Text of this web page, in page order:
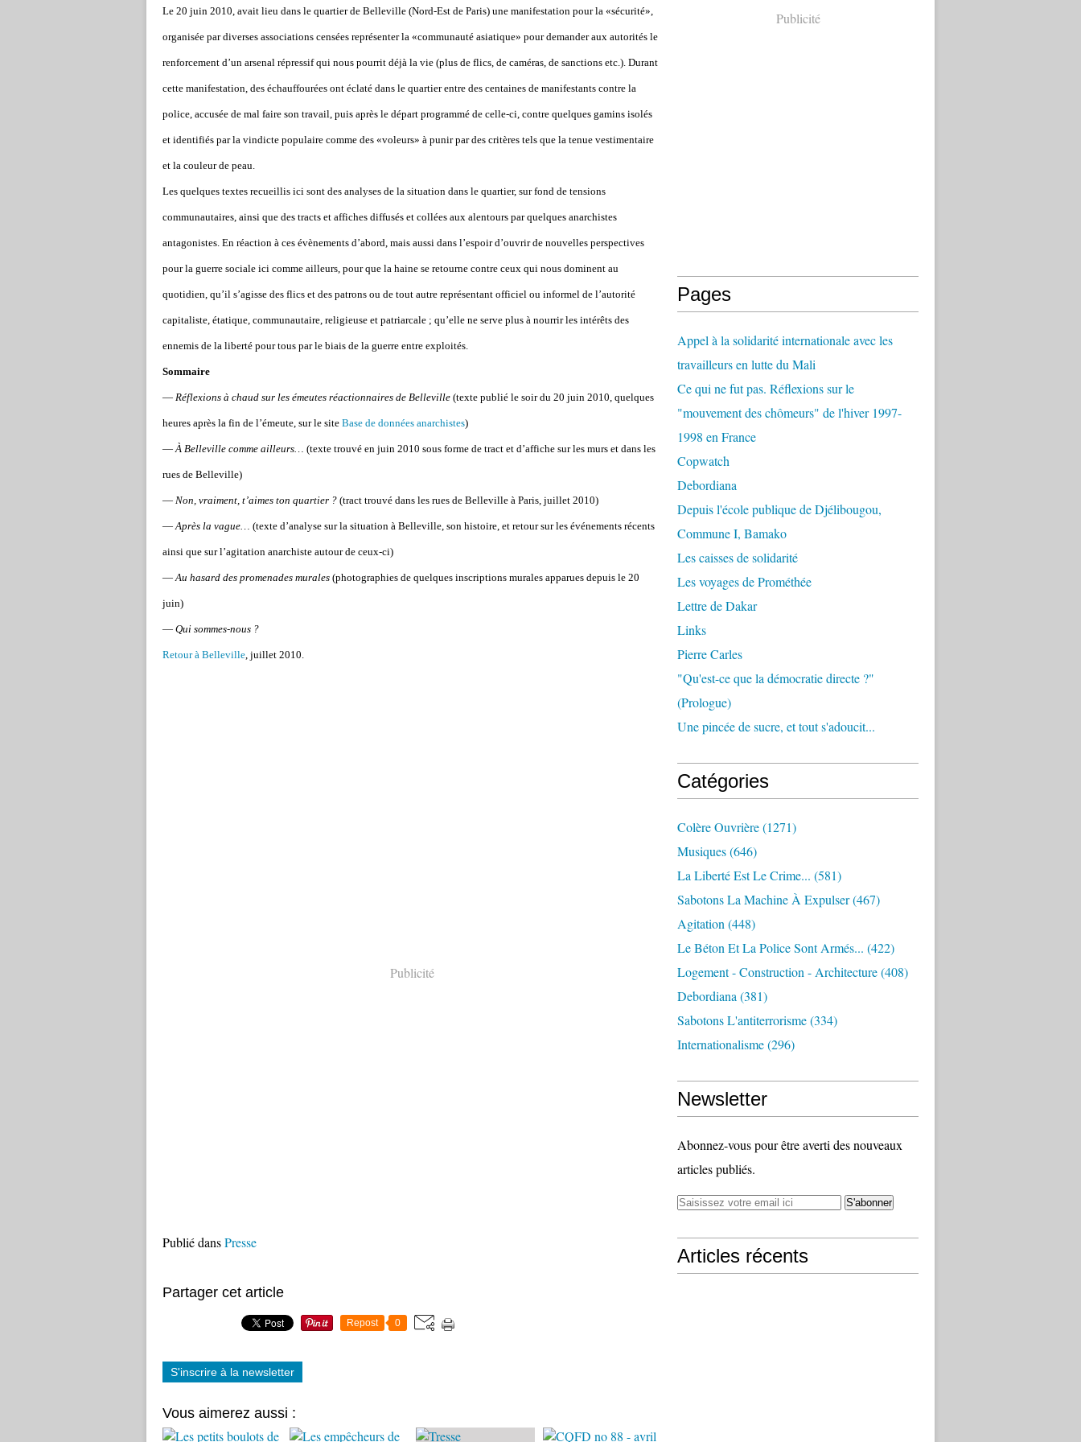
Le 20 juin 2010, avait lieu dans le quartier de Belleville (Nord-Est de Paris) une manifestation pour la «sécurité»,
organisée par diverses associations censées représenter la «communauté asiatique» pour demander aux autorités le
renforcement d’un arsenal répressif qui nous pourrit déjà la vie (plus de flics, de caméras, de sanctions etc.). Durant
cette manifestation, des échauffourées ont éclaté dans le quartier entre des centaines de manifestants contre la
police, accusée de mal faire son travail, puis après le départ programmé de celle-ci, contre quelques gamins isolés
et identifiés par la vindicte populaire comme des «voleurs» à punir par des critères tels que la tenue vestimentaire
et la couleur de peau.
Les quelques textes recueillis ici sont des analyses de la situation dans le quartier, sur fond de tensions
communautaires, ainsi que des tracts et affiches diffusés et collées aux alentours par quelques anarchistes
antagonistes. En réaction à ces évènements d’abord, mais aussi dans l’espoir d’ouvrir de nouvelles perspectives
pour la guerre sociale ici comme ailleurs, pour que la haine se retourne contre ceux qui nous dominent au
quotidien, qu’il s’agisse des flics et des patrons ou de tout autre représentant officiel ou informel de l’autorité
capitaliste, étatique, communautaire, religieuse et patriarcale ; qu’elle ne serve plus à nourrir les intérêts des
ennemis de la liberté pour tous par le biais de la guerre entre exploités.
Sommaire
— Réflexions à chaud sur les émeutes réactionnaires de Belleville (texte publié le soir du 20 juin 2010, quelques
heures après la fin de l’émeute, sur le site Base de données anarchistes)
—À Belleville comme ailleurs… (texte trouvé en juin 2010 sous forme de tract et d’affiche sur les murs et dans les
rues de Belleville)
— Non, vraiment, t’aimes ton quartier ? (tract trouvé dans les rues de Belleville à Paris, juillet 2010)
—Après la vague… (texte d’analyse sur la situation à Belleville, son histoire, et retour sur les événements récents
ainsi que sur l’agitation anarchiste autour de ceux-ci)
—Au hasard des promenades murales (photographies de quelques inscriptions murales apparues depuis le 20
juin)
— Qui sommes-nous ?
Retour à Belleville, juillet 2010.
Publicité
Publié dansPresse
Partager cet article
Repost 0
S'inscrire à la newsletter
Vous aimerez aussi :
Publicité
Pages
Appel à la solidarité internationale avec les
travailleurs en lutte du Mali
Ce qui ne fut pas. Réflexions sur le
"mouvement des chômeurs" de l'hiver 1997-
1998 en France
Copwatch
Debordiana
Depuis l'école publique de Djélibougou,
Commune I, Bamako
Les caisses de solidarité
Les voyages de Prométhée
Lettre de Dakar
Links
Pierre Carles
"Qu'est-ce que la démocratie directe ?"
(Prologue)
Une pincée de sucre, et tout s'adoucit...
Catégories
Colère Ouvrière(1271)
Musiques(646)
La Liberté Est Le Crime... (581)
Sabotons La Machine À Expulser(467)
Agitation (448)
Le Béton Et La Police Sont Armés... (422)
Logement - Construction - Architecture(408)
Debordiana (381)
Sabotons L'antiterrorisme(334)
Internationalisme(296)
Newsletter
Abonnez-vous pour être averti des nouveaux
articles publiés.
Articles récents